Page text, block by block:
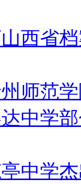
山西省
师范
达中学
亭中学